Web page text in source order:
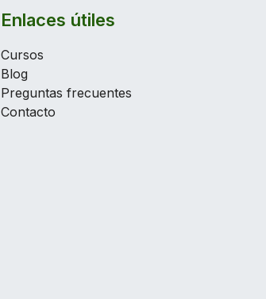
Enlaces útiles
Cursos
Blog
Preguntas frecuentes
Contacto